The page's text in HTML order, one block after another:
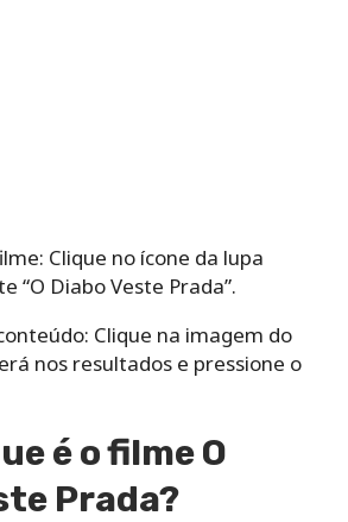
Clique no ícone da lupa
“O Diabo Veste Prada”.
Clique na imagem do
nos resultados e pressione o
é o filme O
Prada?